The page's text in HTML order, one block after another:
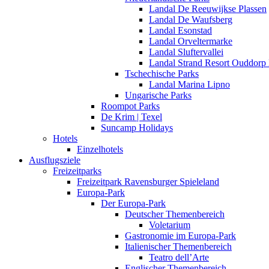
Landal De Reeuwijkse Plassen
Landal De Waufsberg
Landal Esonstad
Landal Orveltermarke
Landal Sluftervallei
Landal Strand Resort
Tschechische Parks
Landal Marina Lipno
Ungarische Parks
Roompot Parks
De Krim | Texel
Suncamp Holidays
Hotels
Einzelhotels
Ausflugsziele
Freizeitparks
Freizeitpark Ravensburger Spieleland
Europa-Park
Der Europa-Park
Deutscher Themenbereich
Voletarium
Gastronomie im Europa-Park
Italienischer Themenbereich
Teatro dell’Arte